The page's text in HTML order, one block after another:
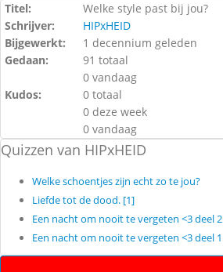
Titel:
Welke style past bij jou?
Schrijver:
HIPxHEID
Bijgewerkt:
1 decennium geleden
Gedaan:
91 totaal
0 vandaag
Kudos:
0 totaal
0 deze week
0 vandaag
Quizzen van HIPxHEID
Welke schoentjes zijn echt zo te jou?
Liefde tot de dood. [1]
Een nacht om nooit te vergeten <3 deel 2
Een nacht om nooit te vergeten <3 deel 1